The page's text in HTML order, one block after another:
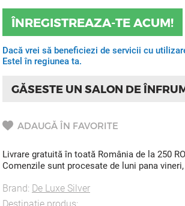
ÎNREGISTREAZA-TE ACUM!
Dacă vrei să beneficiezi de servicii cu
Estel în regiunea ta.
GĂSESTE UN SALON DE
ADAUGĂ ÎN FAVORITE
Livrare gratuită în toată România de la 250
Comenzile sunt procesate de luni pana
Brand: De Luxe Silver